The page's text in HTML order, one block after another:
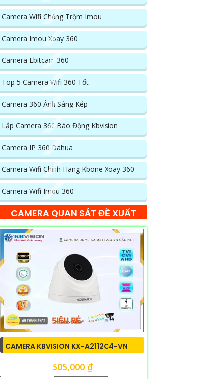
Camera Wifi Chống Trộm Imou
Camera Imou Xoay 360
Camera Ebitcam 360
Top 5 Camera Wifi 360 Tốt
Camera 360 Ánh Sáng Kép
Lắp Camera 360 Báo Động Kbvision
Camera IP 360 Dahua
Camera Wifi Chính Hãng Kbone Xoay 360
Camera Wifi Imou 360
CAMERA QUAN SÁT ĐỀ XUẤT
CAMERA KBVISION KX-A2112C4-VN
505,000 ₫